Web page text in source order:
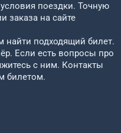
поездки. Точную
заказа на сайте
подходящий билет.
Если есть вопросы про
с ним. Контакты
билетом.